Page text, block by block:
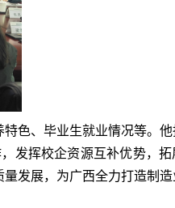
色、毕业生就业情况等。
发挥校企资源互补优势，拓
发展，为广西全力打造制